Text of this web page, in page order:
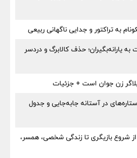
به تراکتور و جدایی ناگهانی ربیعی
یارانه‌بگیران؛ حذف کالابرگ و دردسر
زن جوان است + جزئیات
در آستانه جابه‌جایی و جدول
از شروع بازیگری تا زندگی شخصی، همسر،